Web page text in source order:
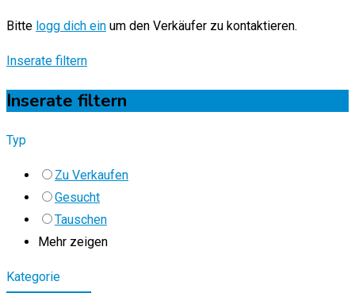
Bitte logg dich ein um den Verkäufer zu kontaktieren.
Inserate filtern
Inserate filtern
Typ
Zu Verkaufen
Gesucht
Tauschen
Mehr zeigen
Kategorie